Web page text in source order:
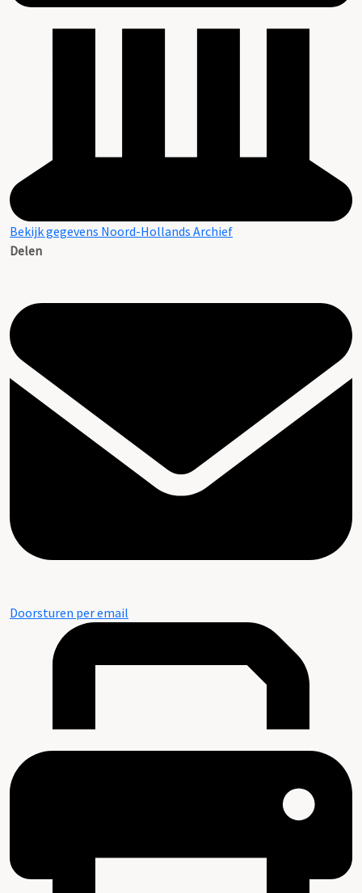
Bekijk gegevens Noord-Hollands Archief
Delen
Doorsturen per email